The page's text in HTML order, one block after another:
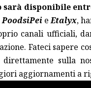
disponibile
PoodsiPeieEtalyx,
canali ufficiali,
Fateci sapere
sulla
aggiornamenti a